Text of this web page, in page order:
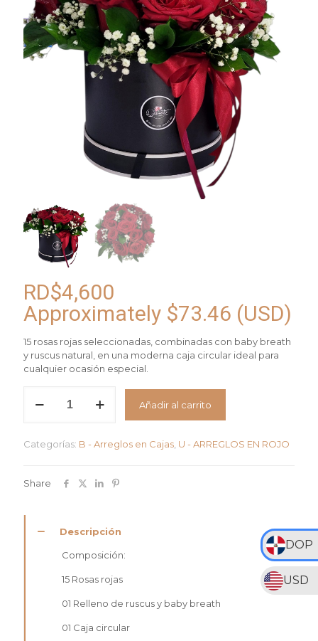
DOP
USD
RD$4,600
Approximately $73.46 (USD)
15 rosas rojas seleccionadas, combinadas con baby breath
y ruscus natural, en una moderna caja circular ideal para
cualquier ocasión especial.
Destino
Añadir al carrito
Categorías: B - Arreglos en Cajas U - ARREGLOS EN ROJO
Share
Descripción
Composición:
15 Rosas rojas
01 Relleno de ruscus y baby breath
01 Caja circular